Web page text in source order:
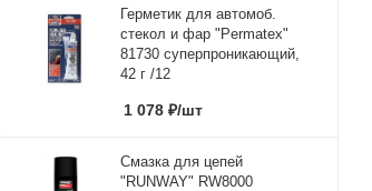
Герметик для автомоб.
стекол и фар "Permatex"
81730 суперпроникающий,
42 г /12
1 078 ₽/шт
Смазка для цепей
"RUNWAY" RW8000